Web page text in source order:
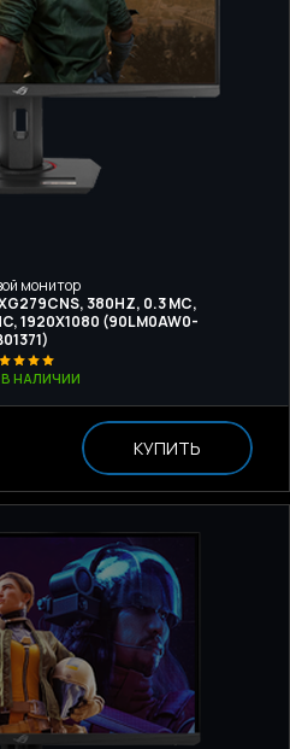
монитор
380HZ, 0.3 МС,
1920X1080 (90LM0AW0-
НАЛИЧИИ
КУПИТЬ